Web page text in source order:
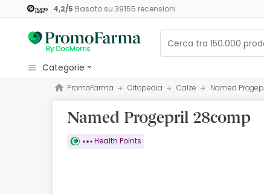
4,2/5 Basato su 39155 recensioni
categorie
Cosmetici e Bellezza
Salute e Benessere
Igiene
PromoFarma Ortopedia Calze Named
Named Progepril 28comp
Health Points